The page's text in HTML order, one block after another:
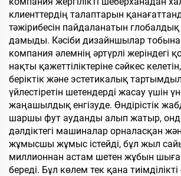
клиенттердің талаптарын
тәжірибесін пайдаланатын
дамыды. Кәсіби дизайншылар
компания әлемнің әртүрлі жеріндегі
нақты қажеттіліктеріне сәйкес
беріктік және эстетикалық
үйлестіретін шетендерді жасау үшін
жаңашылдық енгізуде. Өндірістік
шаршы фут ауданды алып жатыр,
дәлдіктегі машиналар орналасқан
жұмысшы жұмыс істейді, бұл жыл
миллионнан астам шетен жұбын
береді. Бұл көлем тек қана